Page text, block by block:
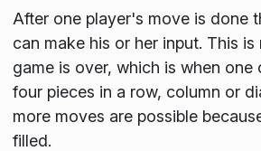
After one player's move is done
can make his or her input. This
game is over, which is when one
four pieces in a row, column or
more moves are possible
filled.